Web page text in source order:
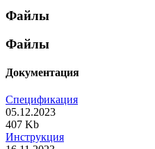
Файлы
Файлы
Документация
Спецификация
05.12.2023
407 Kb
Инструкция